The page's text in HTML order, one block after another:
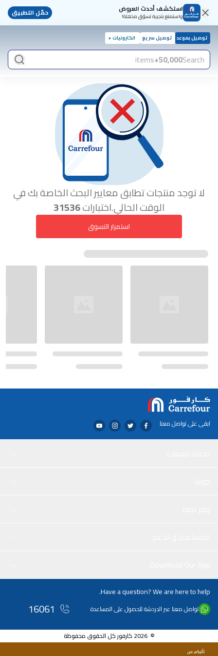
استكشف أحدث العروض
واستمتع بتجربة تسوّق مذهلة! حمّل التطبيق
توصيل بموعد توصيل سريع الكترونيات +
Search
50,000+
items
لا توجد منتجات تطابق معايير البحث الخاصة بك في
الوقت الحالي.اختبارات31536
استمرار التسوق
ابقى على تواصل معنا
Have a question? We are here to help.
تواصل معنا عبر الدردشة للحصول على المساعدة 16061
© 2026 كارفور كل الحقوق محفوظة